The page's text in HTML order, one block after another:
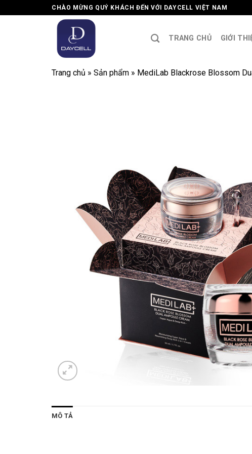
to
CHÀO MỪNG QUÝ KHÁCH ĐẾN VỚI DAYCELL VIỆT NAM
TRANG CHỦ GIỚI
Trang chủ » Sản phẩm » MediLab Blackrose Blossom
MÔ TẢ